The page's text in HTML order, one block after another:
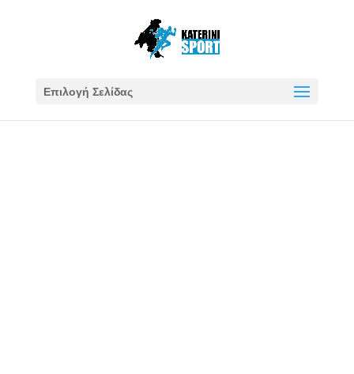
Επιλογή Σελίδας